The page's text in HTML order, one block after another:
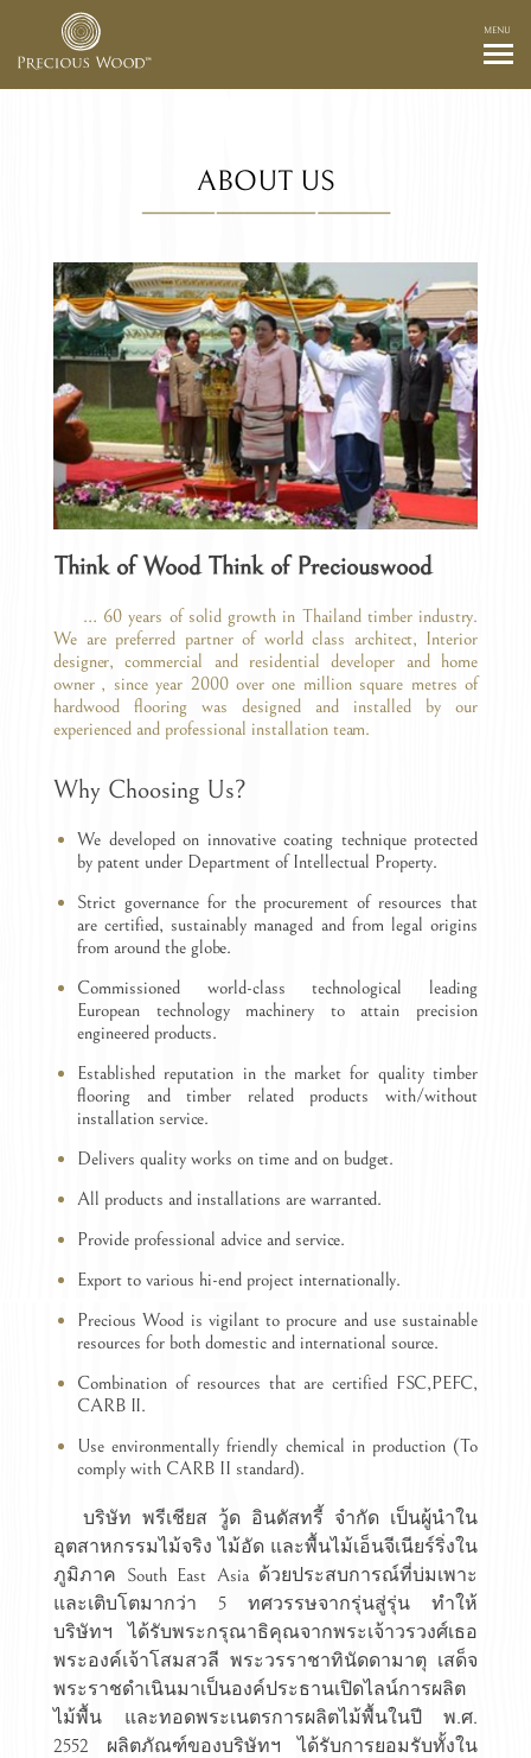
MENU
ABOUT US
Think of Wood Think of Preciouswood
… 60 years of solid growth in Thailand timber industry.
We are preferred partner of world class architect, Interior
designer, commercial and residential developer and home
owner , since year 2000 over one million square metres of
hardwood flooring was designed and installed by our
experienced and professional installation team.
Why Choosing Us?
We developed on innovative coating technique protected
by patent under Department of Intellectual Property.
Strict governance for the procurement of resources that
are certified, sustainably managed and from legal origins
from around the globe.
Commissioned world-class technological leading
European technology machinery to attain precision
engineered products.
Established reputation in the market for quality timber
flooring and timber related products with/without
installation service.
Delivers quality works on time and on budget.
All products and installations are warranted.
Provide professional advice and service.
Export to various hi-end project internationally.
Precious Wood is vigilant to procure and use sustainable
resources for both domestic and international source.
Combination of resources that are certified FSC,PEFC,
CARB II.
Use environmentally friendly chemical in production (To
comply with CARB II standard).
บริษัท พรีเชียส วู้ด อินดัสทรี้ จำกัด เป็นผู้นำใน
อุตสาหกรรมไม้จริง ไม้อัด และพื้นไม้เอ็นจีเนียร์ริ่งใน
ภูมิภาค South East Asia ด้วยประสบการณ์ที่บ่มเพาะ
และเติบโตมากว่า 5 ทศวรรษจากรุ่นสู่รุ่น ทำให้
บริษัทฯ ได้รับพระกรุณาธิคุณจากพระเจ้าวรวงศ์เธอ
พระองค์เจ้าโสมสวลี พระวรราชาทินัดดามาตุ เสด็จ
พระราชดำเนินมาเป็นองค์ประธานเปิดไลน์การผลิต
ไม้พื้น และทอดพระเนตรการผลิตไม้พื้นในปี พ.ศ.
2552 ผลิตภัณฑ์ของบริษัทฯ ได้รับการยอมรับทั้งใน